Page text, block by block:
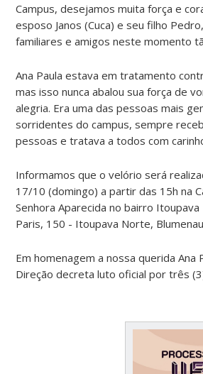
Campus, desejamos muita força e
esposo Janos (Cuca) e seu filho
familiares e amigos neste momento
Ana Paula estava em tratamento
mas isso nunca abalou sua força de
alegria. Era uma das pessoas mais
sorridentes do campus, sempre
pessoas e tratava a todos com
Informamos que o velório será
17/10 (domingo) a partir das 15h na
Senhora Aparecida no bairro Itoupava
Paris, 150 - Itoupava Norte, Blumenau
Em homenagem a nossa querida Ana
Direção decreta luto oficial por três